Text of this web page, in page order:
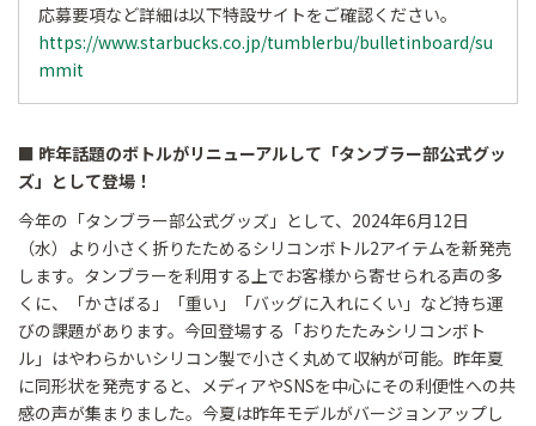
応募要項など詳細は以下特設サイトをご確認ください。
https://www.starbucks.co.jp/tumblerbu/bulletinboard/su
mmit
■ 昨年話題のボトルがリニューアルして「タンブラー部公式グッ
ズ」として登場！
今年の「タンブラー部公式グッズ」として、2024年6月12日
（水）より小さく折りたためるシリコンボトル2アイテムを新発売
します。タンブラーを利用する上でお客様から寄せられる声の多
くに、「かさばる」「重い」「バッグに入れにくい」など持ち運
びの課題があります。今回登場する「おりたたみシリコンボト
ル」はやわらかいシリコン製で小さく丸めて収納が可能。昨年夏
に同形状を発売すると、メディアやSNSを中心にその利便性への共
感の声が集まりました。今夏は昨年モデルがバージョンアップし